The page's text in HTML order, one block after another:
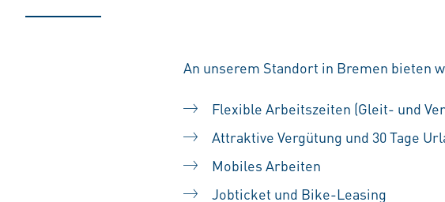
An unserem Standort in Bremen bieten
Flexible Arbeitszeiten (Gleit- und
Attraktive Vergütung und 30 Tage
Mobiles Arbeiten
Jobticket und Bike-Leasing